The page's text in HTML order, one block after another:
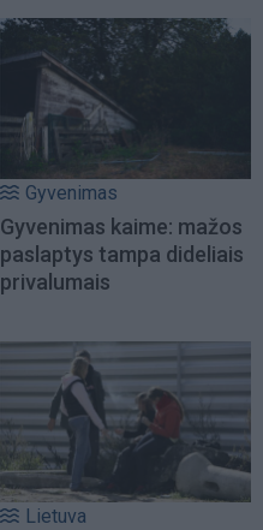
Gyvenimas
Gyvenimas kaime: mažos
paslaptys tampa dideliais
privalumais
Lietuva